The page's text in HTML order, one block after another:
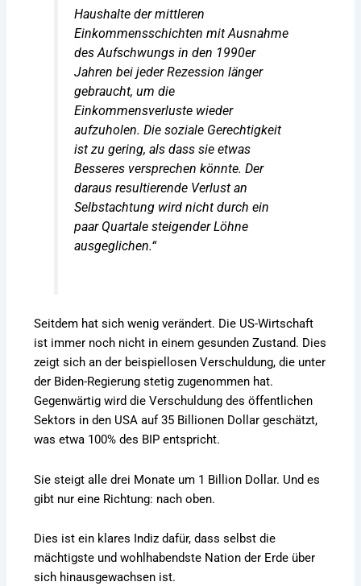
Haushalte der mittleren
Einkommensschichten mit Ausnahme
des Aufschwungs in den 1990er
Jahren bei jeder Rezession länger
gebraucht, um die
Einkommensverluste wieder
aufzuholen. Die soziale Gerechtigkeit
ist zu gering, als dass sie etwas
Besseres versprechen könnte. Der
daraus resultierende Verlust an
Selbstachtung wird nicht durch ein
paar Quartale steigender Löhne
ausgeglichen.“
Seitdem hat sich wenig verändert. Die US-Wirtschaft
ist immer noch nicht in einem gesunden Zustand. Dies
zeigt sich an der beispiellosen Verschuldung, die unter
der Biden-Regierung stetig zugenommen hat.
Gegenwärtig wird die Verschuldung des öffentlichen
Sektors in den USA auf 35 Billionen Dollar geschätzt,
was etwa 100% des BIP entspricht.
Sie steigt alle drei Monate um 1 Billion Dollar. Und es
gibt nur eine Richtung: nach oben.
Dies ist ein klares Indiz dafür, dass selbst die
mächtigste und wohlhabendste Nation der Erde über
sich hinausgewachsen ist.